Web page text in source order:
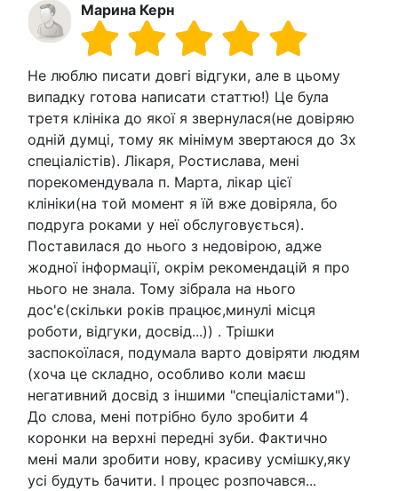
Марина Керн
Не люблю писати довгі відгуки, але в цьому
випадку готова написати статтю!) Це була
третя клініка до якої я звернулася(не довіряю
одній думці, тому як мінімум звертаюся до 3х
спеціалістів). Лікаря, Ростислава, мені
порекомендувала п. Марта, лікар цієї
клініки(на той момент я їй вже довіряла, бо
подруга роками у неї обслуговується).
Поставилася до нього з недовірою, адже
жодної інформації, окрім рекомендацій я про
нього не знала. Тому зібрала на нього
дос'є(скільки років працює,минулі місця
роботи, відгуки, досвід...)) . Трішки
заспокоїлася, подумала варто довіряти людям
(хоча це складно, особливо коли маєш
негативний досвід з іншими "спеціалістами").
До слова, мені потрібно було зробити 4
коронки на верхні передні зуби. Фактично
мені мали зробити нову, красиву усмішку,яку
усі будуть бачити. І процес розпочався...